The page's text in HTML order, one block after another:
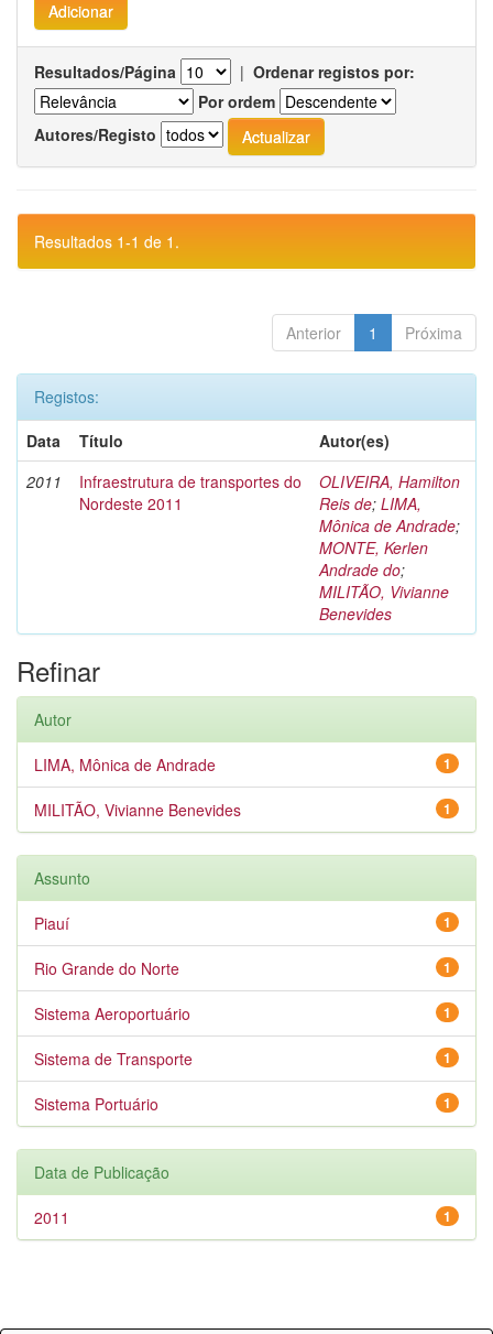
Resultados/Página | Ordenar registos por:
Por ordem
Autores/Registo
Resultados 1-1 de 1.
Anterior 1 Próxima
Registos:
Data
Título
Autor(es)
2011
Infraestrutura de transportes do
Nordeste 2011
OLIVEIRA, Hamilton
Reis de; LIMA,
Mônica de Andrade;
MONTE, Kerlen
Andrade do;
MILITÃO, Vivianne
Benevides
Refinar
Autor
1
LIMA, Mônica de Andrade
1
MILITÃO, Vivianne Benevides
Assunto
1
Piauí
1
Rio Grande do Norte
1
Sistema Aeroportuário
1
Sistema de Transporte
1
Sistema Portuário
Data de Publicação
1
2011